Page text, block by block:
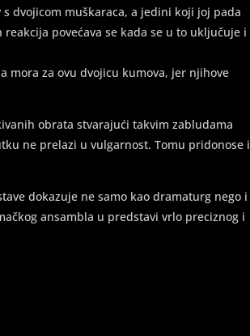
dvojicom muškaraca, a jedini koji joj pada
povećava se kada se u to uključuje i
mora za ovu dvojicu kumova, jer njihove
obrata stvarajući takvim zabludama
ne prelazi u vulgarnost. Tomu pridonose i
dokazuje ne samo kao dramaturg nego i
ansambla u predstavi vrlo preciznog i